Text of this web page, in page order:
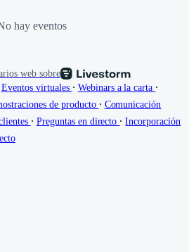
hay eventos
web sobre
Eventos virtuales ∙ Webinars a la carta ∙
de producto ∙ Comunicación
∙ Preguntas en directo ∙ Incorporación